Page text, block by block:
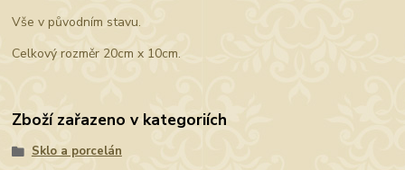
Vše v původním stavu.
Celkový rozměr 20cm x 10cm.
Zboží zařazeno v kategoriích
Sklo a porcelán